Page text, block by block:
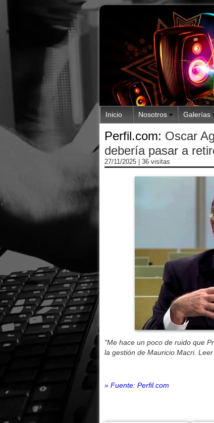
Inicio Nosotros Galerías
Perfil.com: Oscar
debería pasar a
27/11/2025 | 36 visitas
"Me hace un poco de ruido que
la gestión de Mauricio Macri.
» Fuente: Perfil.com